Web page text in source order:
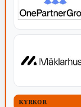
KYRKOR